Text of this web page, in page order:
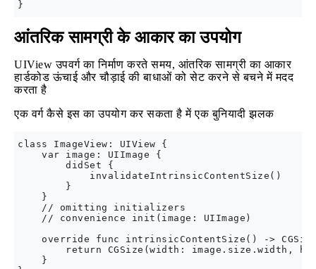
आंतरिक सामग्री के आकार का उपयोग
UIView उपवर्ग का निर्माण करते समय, आंतरिक सामग्री का आकार
हार्डकोड ऊंचाई और चौड़ाई की बाधाओं को सेट करने से बचने में मदद
करता है
एक वर्ग कैसे इस का उपयोग कर सकता है में एक बुनियादी झलक
class ImageView: UIView {
    var image: UIImage {
        didSet {
            invalidateIntrinsicContentSize()
        }
    }
    // omitting initializers
    // convenience init(image: UIImage)
override func intrinsicContentSize() ->
return CGSize(width: image.size.width,
    }